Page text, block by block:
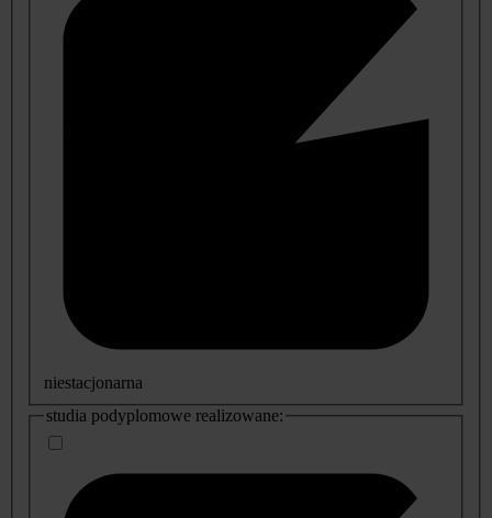
niestacjonarna
studia podyplomowe realizowane: